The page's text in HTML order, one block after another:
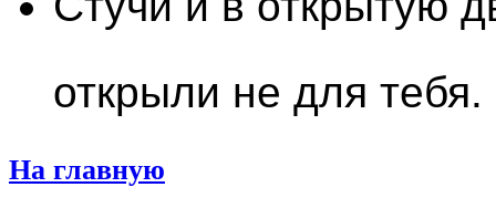
открыли не для тебя.
На главную